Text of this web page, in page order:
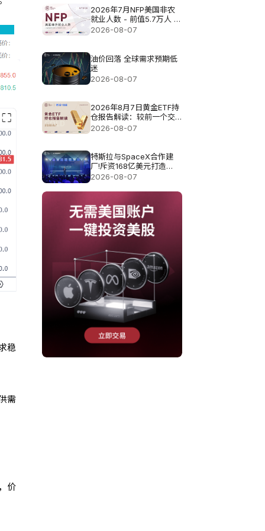
稳
需
价
2026年7月NFP美国非农
就业人数 - 前值5.7万人 预
测值8.3万
2026-08-07
油价回落 全球需求预期低
迷
2026-08-07
2026年8月7日黄金ETF持
仓报告解读：较前一个交
易日增加0.571吨
2026-08-07
特斯拉与SpaceX合作建
厂!斥资168亿美元打造
Terafab基地
2026-08-07